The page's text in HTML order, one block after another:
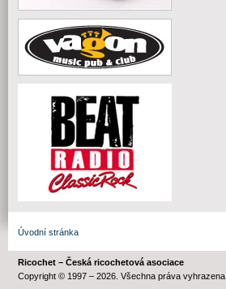
Úvodní stránka
Ricochet – Česká ricochetová asociace
Copyright © 1997 – 2026. Všechna práva vyhrazena.